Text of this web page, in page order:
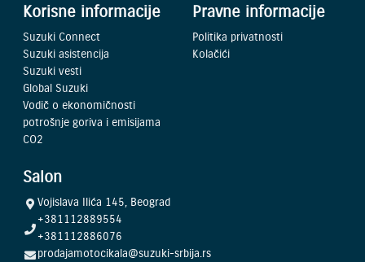
Korisne informacije
Suzuki Connect
Suzuki asistencija
Suzuki vesti
Global Suzuki
Vodič o ekonomičnosti
potrošnje goriva i emisijama
CO2
Pravne informacije
Politika privatnosti
Kolačići
Salon
Vojislava Ilića 145, Beograd
+381112889554
+381112886076
prodajamotocikala@suzuki-srbija.rs